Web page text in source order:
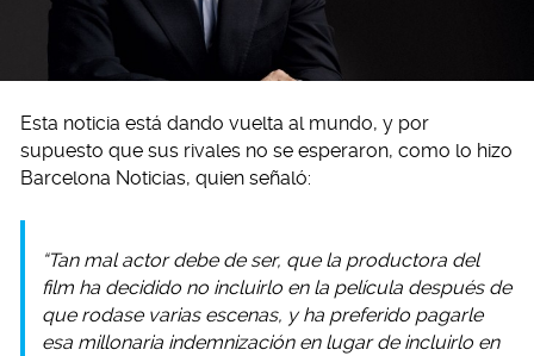
Esta noticia está dando vuelta al mundo, y por
supuesto que sus rivales no se esperaron, como lo hizo
Barcelona Noticias, quien señaló:
“Tan mal actor debe de ser, que la productora del
film ha decidido no incluirlo en la película después de
que rodase varias escenas, y ha preferido pagarle
esa millonaria indemnización en lugar de incluirlo en